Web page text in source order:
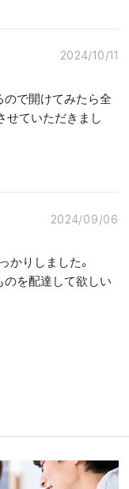
2024/10/11
ので開けてみたら全
せていただきまし
2024/09/06
かりしました。
のを配達して欲しい